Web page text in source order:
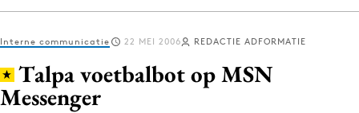
Log in
Interne communicatie 22 MEI 2006 REDACTIE ADFORMATIE
Talpa voetbalbot op MSN
Messenger